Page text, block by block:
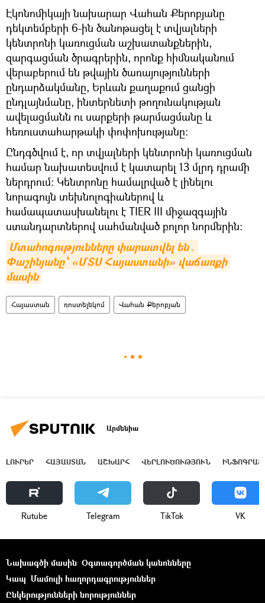
Էկոնոմիկայի նախարար Վահան Քերոբյանը
դեկտեմբերի 6-ին ծանոթացել է տվյալների
կենտրոնի կառուցման աշխատանքներին,
զարգացման ծրագրերին, որոնք հիմնականում
վերաբերում են թվային ծառայությունների
ընդարձակմանը, Երևան քաղաքում ցանցի
ընդլայնմանը, ինտերնետի թողունակության
ավելացմանն ու սարքերի թարմացմանը և
հեռուստահարթակի փոփոխությանը։
Ընդգծվում է, որ տվյալների կենտրոնի կառուցման
համար նախատեսվում է կատարել 13 մլրդ դրամի
ներդրում։ Կենտրոնը համալրված է լինելու
նորագույն տեխնոլոգիաներով և
համապատասխանելու է TIER III միջազգային
ստանդարտներով սահմանված բոլոր նորմերին։
Մտահոգությունները փարատվել են․
Փաշինյանը՝ «ՄՏՍ Հայաստանի» վաճառքի
մասին
Հայաստան ռոստելեկոմ Վահան Քերոբյան
Արմենիա
ԼՈՒՐԵՐ ՀԱՅԱՍՏԱՆ ԱՇԽԱՐՀ ՎԵՐԼՈՒԾՈՒԹՅՈՒՆ
Rutube Telegram ТikТоk VK
Նախագծի մասին Օգտագործման կանոնները
Կապ Մամուլի հաղորդագրություններ
Ընկերությունների նորություններ